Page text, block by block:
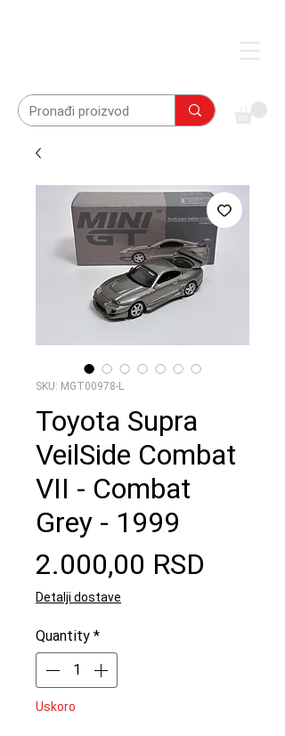
SKU: MGT00978-L
Toyota Supra
VeilSide Combat
VII - Combat
Grey - 1999
2.000,00 RSD
Detalji dostave
Quantity *
Uskoro